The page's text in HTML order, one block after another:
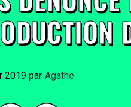
2019 By Agathe